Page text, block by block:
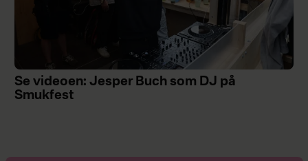
Se videoen: Jesper Buch som DJ på
Smukfest